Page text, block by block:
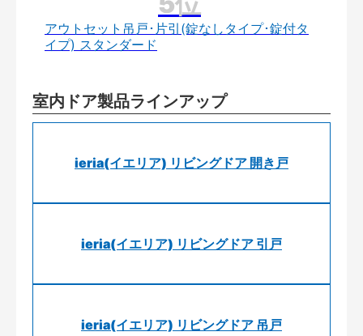
アウトセット吊戸･片引(錠なしタイプ･錠付タ
イプ) スタンダード
室内ドア製品ラインアップ
ieria(イエリア) リビングドア 開き戸
ieria(イエリア) リビングドア 引戸
ieria(イエリア) リビングドア 吊戸